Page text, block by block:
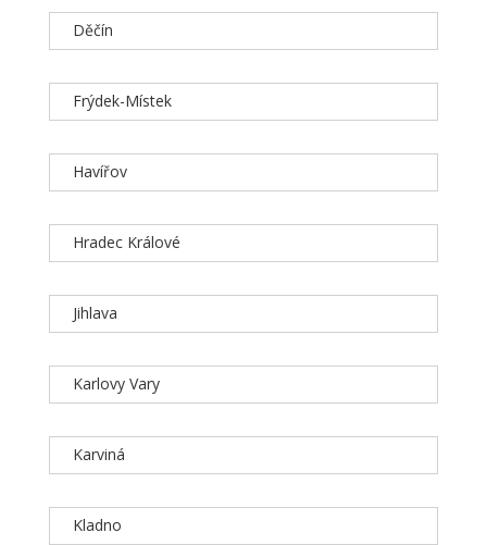
Děčín
Frýdek-Místek
Havířov
Hradec Králové
Jihlava
Karlovy Vary
Karviná
Kladno